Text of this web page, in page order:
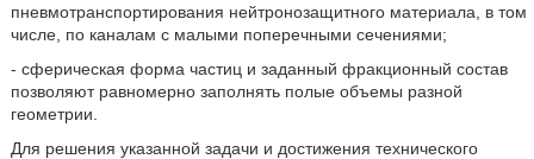
пневмотранспортирования нейтронозащитного материала, в том
числе, по каналам с малыми поперечными сечениями;
- сферическая форма частиц и заданный фракционный состав
позволяют равномерно заполнять полые объемы разной
геометрии.
Для решения указанной задачи и достижения технического